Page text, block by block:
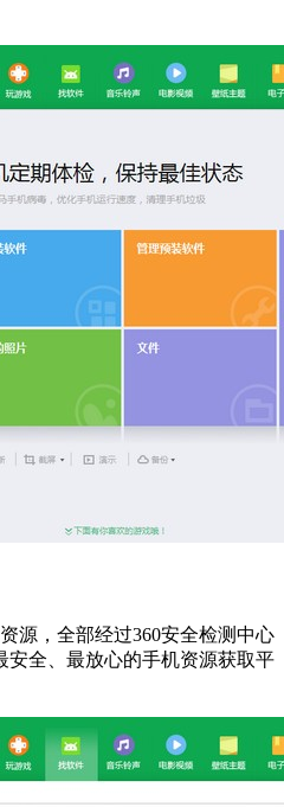
源，全部经过360安全检测中心
安全、最放心的手机资源获取平